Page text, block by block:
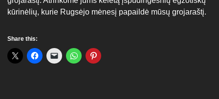
kūrinėlių, kurie Rugsėjo mėnesį papaildė mūsų grojaraštį.
Share this: